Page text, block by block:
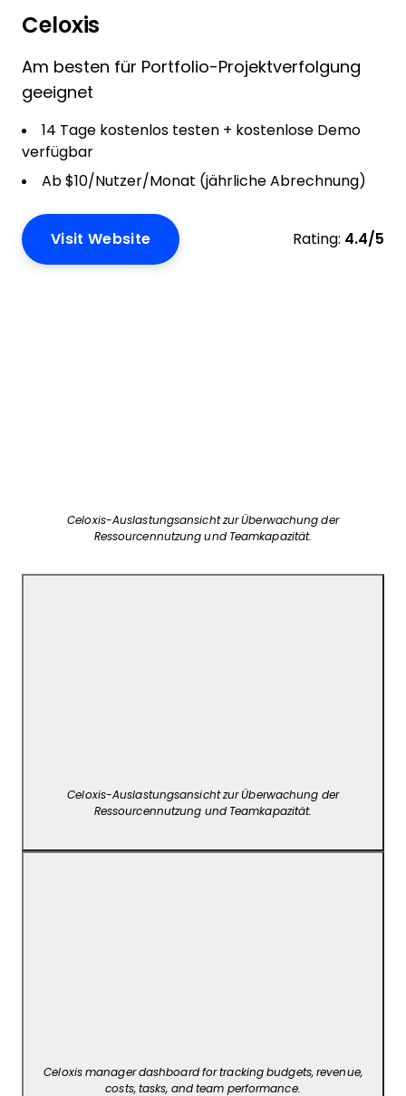
Celoxis
Am besten für Portfolio-Projektverfolgung
geeignet
14 Tage kostenlos testen + kostenlose Demo
verfügbar
Ab $10/Nutzer/Monat (jährliche Abrechnung)
Visit Website Rating: 4.4/5
Celoxis-Auslastungsansicht zur Überwachung der
Ressourcennutzung und Teamkapazität.
Celoxis-Auslastungsansicht zur Überwachung der
Ressourcennutzung und Teamkapazität.
Celoxis manager dashboard for tracking budgets, revenue,
costs, tasks, and team performance.